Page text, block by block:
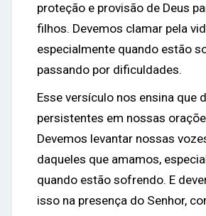
proteção e provisão de Deus
filhos. Devemos clamar pela
especialmente quando estão
passando por dificuldades.
Esse versículo nos ensina que
persistentes em nossas
Devemos levantar nossas
daqueles que amamos,
quando estão sofrendo. E
isso na presença do Senhor,